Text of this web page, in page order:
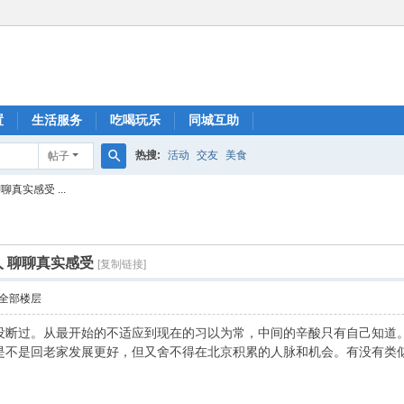
生活服务 吃喝玩乐 同城互助
帖子 热搜: 活动 交友 美食
真实感受 ...
聊聊真实感受 [复制链接]
部楼层
过。从最开始的不适应到现在的习以为常，中间的辛酸只有自己知
是回老家发展更好，但又舍不得在北京积累的人脉和机会。有没有